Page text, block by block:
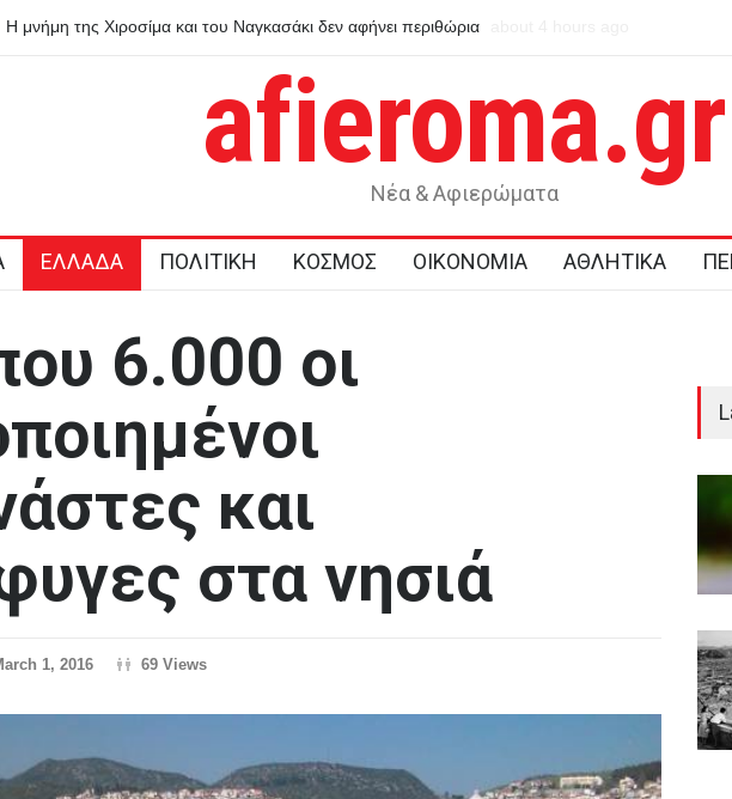
Η μνήμη της Χιροσίμα και του Ναγκασάκι δεν αφήνει περιθώρια
Ποιοι γιορτάζουν σήμερα, 7
afieroma.gr
Νέα & Αφιερώματα
ΕΛΛΑΔΑ ΠΟΛΙΤΙΚΗ ΚΟΣΜΟΣ ΟΙΚΟΝΟΜΙΑ ΑΘΛΗΤΙΚΑ
6.000 οι
και
στα νησιά
1, 2016 69 Views